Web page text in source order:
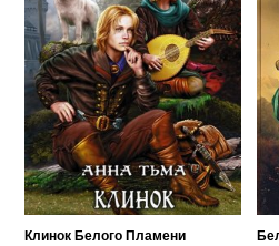
Клинок Белого Пламени